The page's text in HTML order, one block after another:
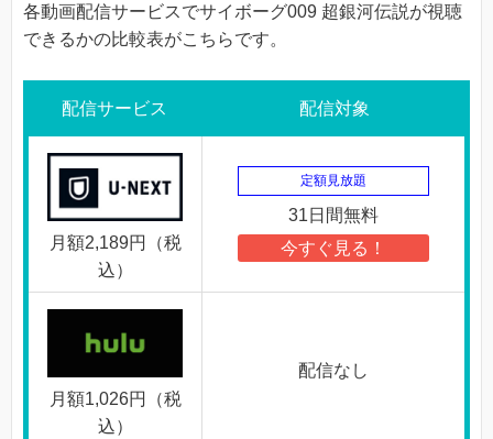
各動画配信サービスでサイボーグ009 超銀河伝説が視聴
できるかの比較表がこちらです。
配信サービス 配信対象
月額2,189円（税
込）
定額見放題
31日間無料
今すぐ見る！
月額1,026円（税
込）
配信なし